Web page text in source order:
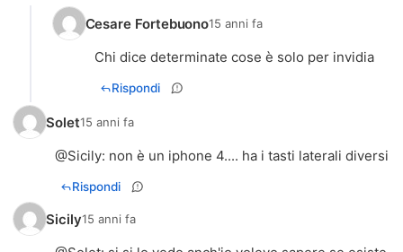
Cesare Fortebuono15 anni fa
Chi dice determinate cose è solo per invidia
Rispondi
Solet15 anni fa
@Sicily: non è un iphone 4.... ha i tasti laterali diversi
Rispondi
Sicily15 anni fa